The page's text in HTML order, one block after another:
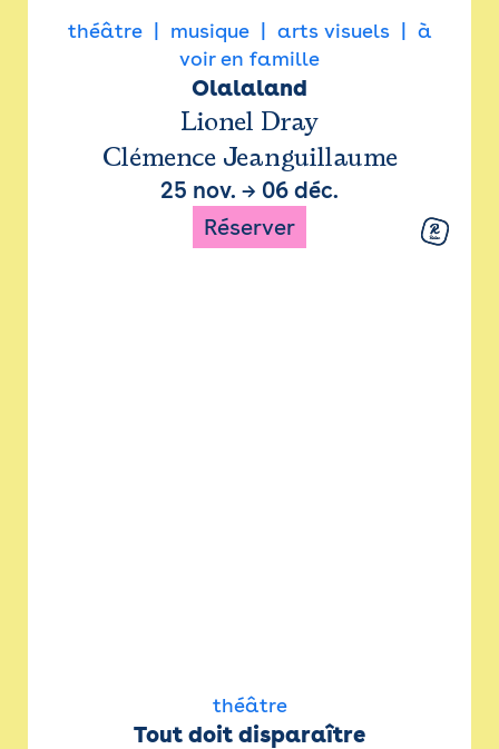
théâtre musique arts visuels
à
voir en famille
Olalaland
Lionel Dray
Clémence Jeanguillaume
25 nov. → 06 déc.
Réserver
théâtre
Tout doit disparaître